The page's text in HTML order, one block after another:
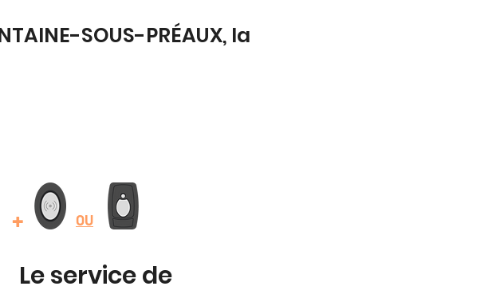
SOUS-PRÉAUX, la
+ OU
Le service de